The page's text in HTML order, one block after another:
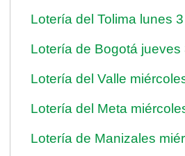
Lotería del Tolima lunes
Lotería de Bogotá jueves
Lotería del Valle
Lotería del Meta
Lotería de Manizales